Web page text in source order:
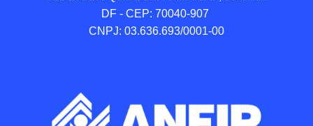
DF - CEP: 70040-907
CNPJ: 03.636.693/0001-00